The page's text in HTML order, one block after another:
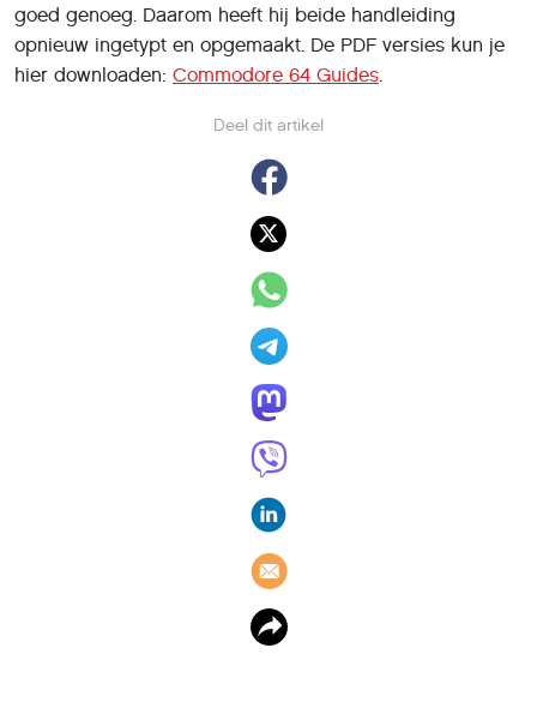
Deel dit artikel
goed genoeg. Daarom heeft hij beide handleiding
opnieuw ingetypt en opgemaakt. De PDF versies kun je
hier downloaden: Commodore 64 Guides.